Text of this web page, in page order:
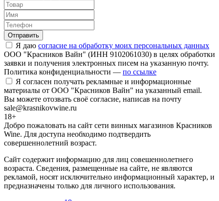
Отправить
Я даю согласие на обработку моих персональных данных
ООО "Красников Вайн" (ИНН 9102061030) в целях обработки
заявки и получения электронных писем на указанную почту.
Политика конфиденциальности — по ссылке
Я согласен получать рекламные и информационные
материалы от ООО "Красников Вайн" на указанный email.
Вы можете отозвать своё согласие, написав на почту
sale@krasnikovwine.ru
18+
Добро пожаловать на сайт сети винных магазинов Красников
Wine. Для доступа необходимо подтвердить
совершеннолетний возраст.
Сайт содержит информацию для лиц совешеннолетнего
возраста. Сведения, размещенные на сайте, не являются
рекламой, носят исключительно информационный характер, и
предназначены только для личного использования.